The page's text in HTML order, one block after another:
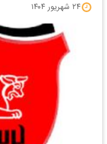
۲۴ شهریور ۱۴۰۴